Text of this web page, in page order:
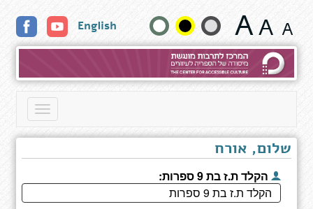
כותר
שנה
גודל
טקסט
English
Toggle
שלום, אורח
הקלד ת.ז בת 9 ספרות: